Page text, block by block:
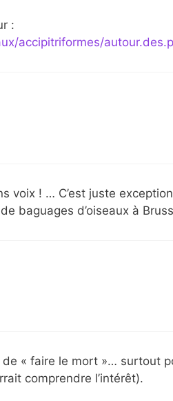
:
accipitriformes/
voix ! … C’est juste
baguages d’oiseaux à
« faire le mort »… surtout
comprendre l’intérêt).